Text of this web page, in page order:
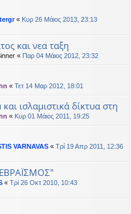
« Κυρ 26 Μάιος 2013, 23:13
και νεα ταξη
« Παρ 04 Μάιος 2012, 23:32
« Τετ 14 Μαρ 2012, 18:01
ισλαμιστικά δίκτυα στη
« Κυρ 01 Μάιος 2011, 19:25
VARNAVAS « Τρί 19 Απρ 2011, 12:36
« Τρί 26 Οκτ 2010, 10:43